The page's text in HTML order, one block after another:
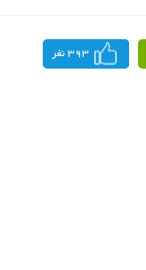
393 نفر